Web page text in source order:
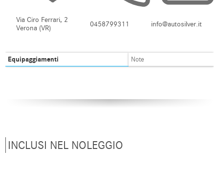
Via Ciro Ferrari, 2
Verona (VR)
0458799311 info@autosilver.it
Equipaggiamenti Note
INCLUSI NEL NOLEGGIO